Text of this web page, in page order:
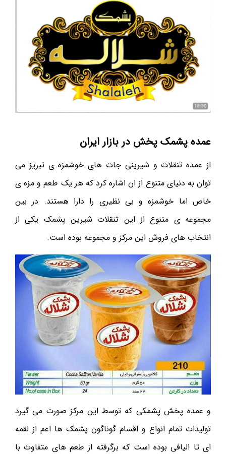
عمده پشمک پخش در بازار ایران
از عمده تنقلات و شیرینی جات های خوشمزه ی تبریز می
توان به دنیای متنوع از ان اشاره کرد که هر یک طعم و مزه ی
خاص اما خوشمزه و بی نظیری را دارا هستند. در بین
مجموعه ی متنوع از این تنقلات شیرین پشمک یکی از
انتخاب های فروش این مرکز و مجموعه بوده است.
و عمده پخش پشمکی که توسط این مرکز صورت می گیرد
تولیدات تمام انواع و اقسام گوناگون پشمک ها اعم از لقمه
ای تا الیافی بوده است که برگرفته از طعم های متفاوت با